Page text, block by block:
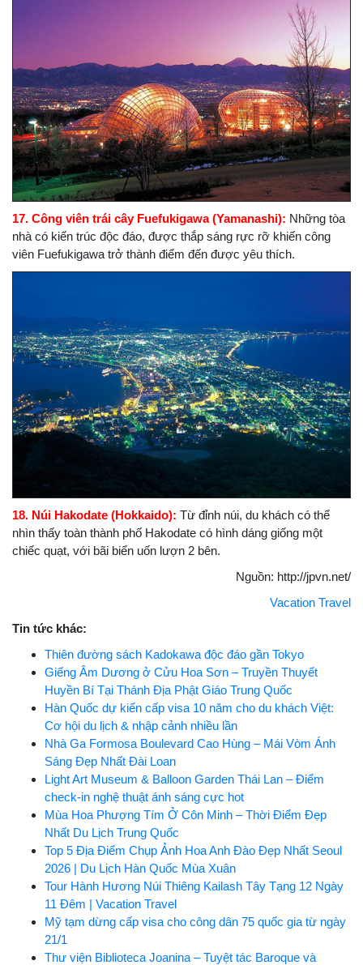
17. Công viên trái cây Fuefukigawa (Yamanashi): Những tòa
nhà có kiến trúc độc đáo, được thắp sáng rực rỡ khiến công
viên Fuefukigawa trở thành điểm đến được yêu thích.
18. Núi Hakodate (Hokkaido): Từ đỉnh núi, du khách có thể
nhìn thấy toàn thành phố Hakodate có hình dáng giống một
chiếc quạt, với bãi biển uốn lượn 2 bên.
Nguồn: http://jpvn.net/
Vacation Travel
Tin tức khác:
Thiên đường sách Kadokawa độc đáo gần Tokyo
Giếng Âm Dương ở Cửu Hoa Sơn – Truyền Thuyết
Huyền Bí Tại Thánh Địa Phật Giáo Trung Quốc
Hàn Quốc dự kiến cấp visa 10 năm cho du khách Việt:
Cơ hội du lịch & nhập cảnh nhiều lần
Nhà Ga Formosa Boulevard Cao Hùng – Mái Vòm Ánh
Sáng Đẹp Nhất Đài Loan
Light Art Museum & Balloon Garden Thái Lan – Điểm
check-in nghệ thuật ánh sáng cực hot
Mùa Hoa Phượng Tím Ở Côn Minh – Thời Điểm Đẹp
Nhất Du Lịch Trung Quốc
Top 5 Địa Điểm Chụp Ảnh Hoa Anh Đào Đẹp Nhất Seoul
2026 | Du Lịch Hàn Quốc Mùa Xuân
Tour Hành Hương Núi Thiêng Kailash Tây Tạng 12 Ngày
11 Đêm | Vacation Travel
Mỹ tạm dừng cấp visa cho công dân 75 quốc gia từ ngày
21/1
Thư viện Biblioteca Joanina – Tuyệt tác Baroque và